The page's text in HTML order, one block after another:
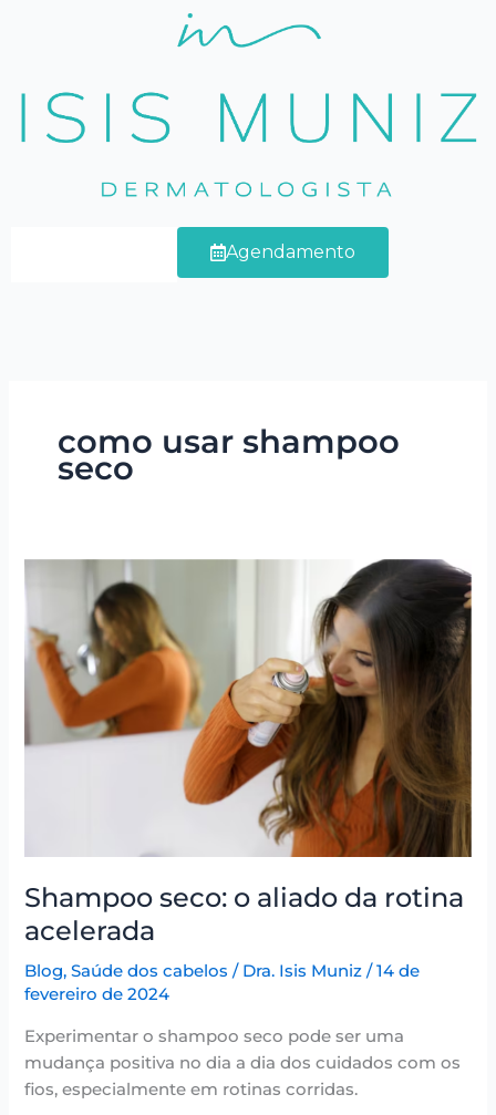
conteúdo
Agendamento
como usar shampoo
seco
Shampoo seco: o aliado da rotina
acelerada
Blog,Saúde dos cabelos / Dra. Isis Muniz/14 de
fevereiro de 2024
Experimentar o shampoo seco pode ser uma
mudança positiva no dia a dia dos cuidados com os
fios, especialmente em rotinas corridas.
o
aliado
da
rotina
acelerada